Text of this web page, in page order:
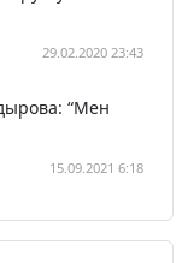
29.02.2020 23:43
“Мен
15.09.2021 6:18